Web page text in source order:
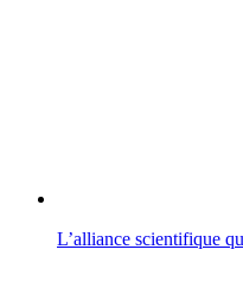
L’alliance scientifique